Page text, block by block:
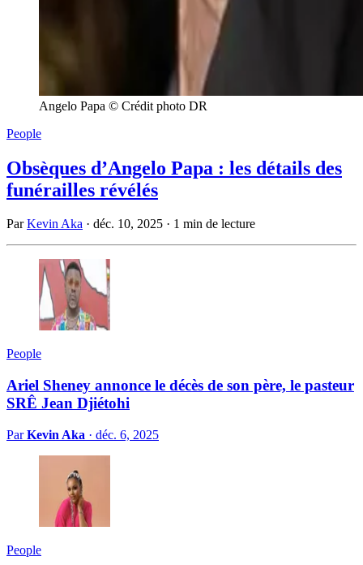
Angelo Papa © Crédit photo DR
People
Obsèques d’Angelo Papa : les détails des
funérailles révélés
ParKevin Aka · déc. 10, 2025 · 1 min de lecture
People
Ariel Sheney annonce le décès de son père, le pasteur
SRÊ Jean Djiétohi
ParKevin Aka · déc. 6, 2025
People